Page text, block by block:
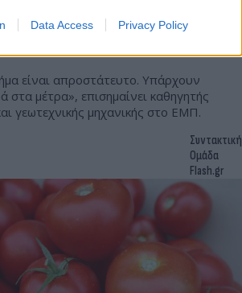
Data Access Privacy Policy
της Σαντορίνης λόγω
«Να ληφθούν μέτρα χωρίς
είναι απροστάτευτο. Υπάρχουν
στα μέτρα», επισημαίνει καθηγητής
γεωτεχνικής μηχανικής στο ΕΜΠ.
Συντακτική
Ομάδα
Flash.gr